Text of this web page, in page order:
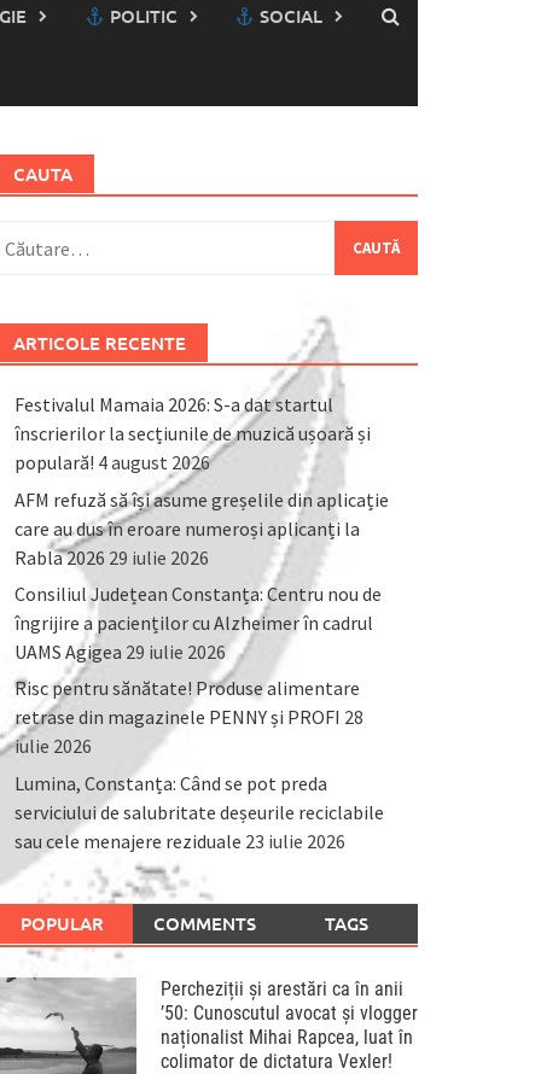
POLITIC SOCIAL
CAUTA
după:
ARTICOLE RECENTE
Festivalul Mamaia 2026: S-a dat startul
înscrierilor la secțiunile de muzică ușoară și
populară! 4 august 2026
AFM refuză să își asume greșelile din aplicație
care au dus în eroare numeroși aplicanți la
Rabla 2026 29 iulie 2026
Consiliul Județean Constanța: Centru nou de
îngrijire a pacienților cu Alzheimer în cadrul
UAMS Agigea 29 iulie 2026
Risc pentru sănătate! Produse alimentare
retrase din magazinele PENNY și PROFI 28
iulie 2026
Lumina, Constanța: Când se pot preda
serviciului de salubritate deșeurile reciclabile
sau cele menajere reziduale 23 iulie 2026
POPULAR COMMENTS TAGS
Percheziții și arestări ca în anii
’50: Cunoscutul avocat și vlogger
naționalist Mihai Rapcea, luat în
colimator de dictatura Vexler!